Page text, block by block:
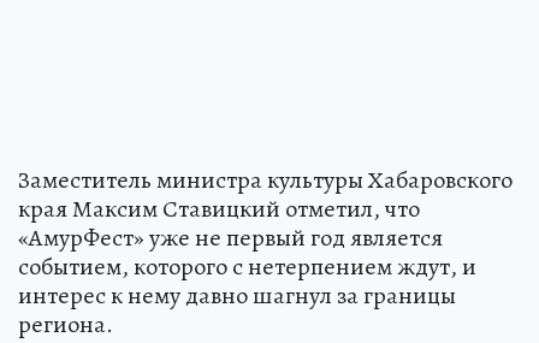
Заместитель министра культуры Хабаровского
края Максим Ставицкий отметил, что
«АмурФест» уже не первый год является
событием, которого с нетерпением ждут, и
интерес к нему давно шагнул за границы
региона.